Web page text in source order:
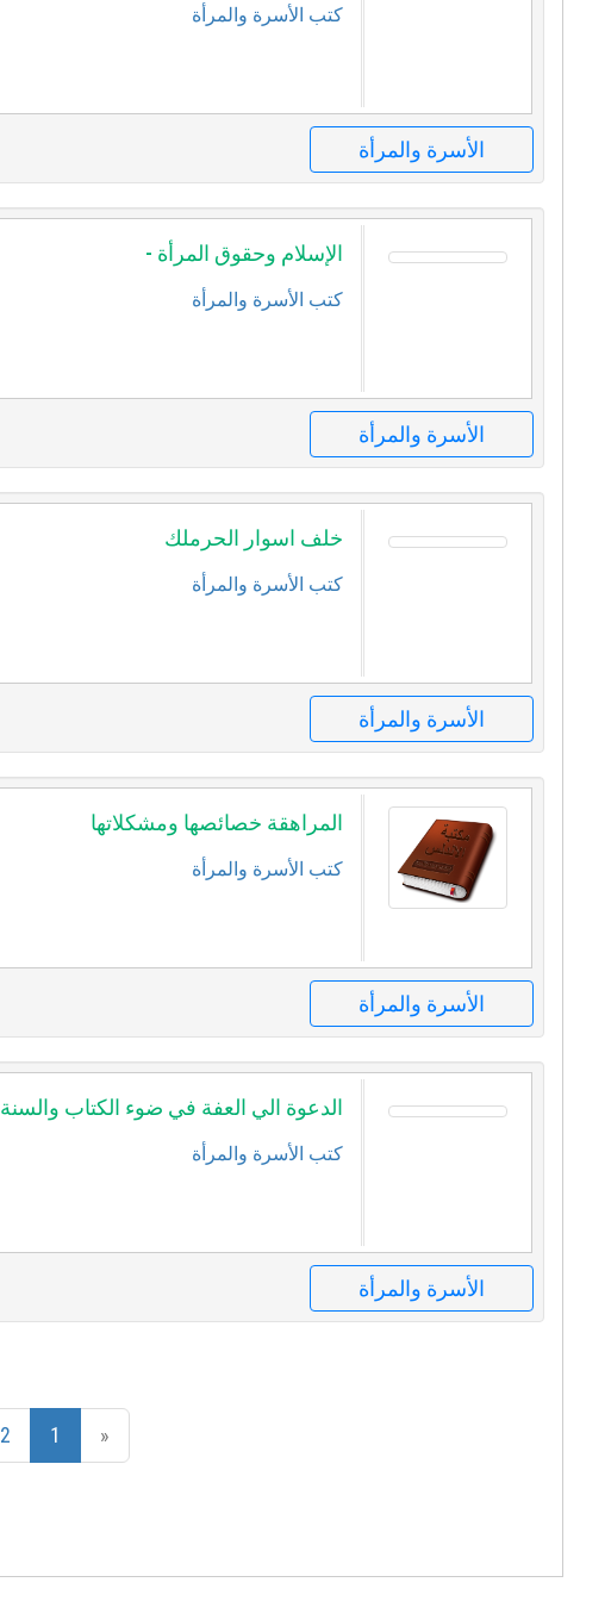
كتب الأسرة والمرأة
الأسرة والمرأة
الإسلام وحقوق المرأة -
كتب الأسرة والمرأة
الأسرة والمرأة
خلف اسوار الحرملك
كتب الأسرة والمرأة
الأسرة والمرأة
المراهقة خصائصها ومشكلاتها
كتب الأسرة والمرأة
الأسرة والمرأة
الدعوة الي العفة في ضوء الكتاب والسنة
كتب الأسرة والمرأة
الأسرة والمرأة
«
1
2